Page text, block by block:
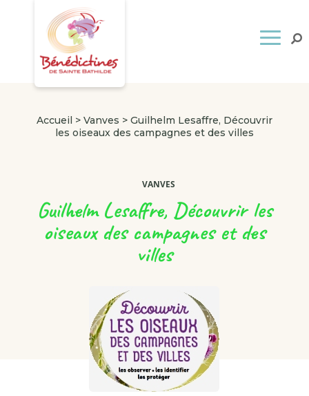
Accueil > Vanves > Guilhelm Lesaffre, Découvrir
les oiseaux des campagnes et des villes
VANVES
Guilhelm Lesaffre, Découvrir les
oiseaux des campagnes et des
villes